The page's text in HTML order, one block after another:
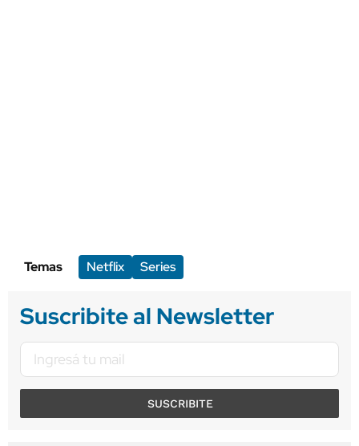
Temas Netflix Series
Suscribite al Newsletter
SUSCRIBITE